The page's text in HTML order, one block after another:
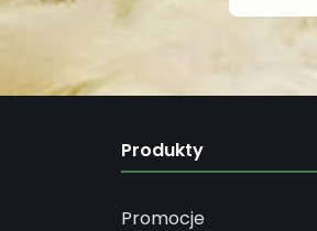
Produkty
Promocje